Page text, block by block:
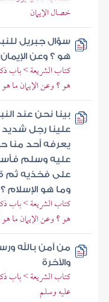
خصال الإيمان
سؤال جبريل
هو ؟ وعن
كتاب الشريعة > باب
هو ؟ وعن الإيمان ما
بينا نحن عند
علينا رجل شديد
يعرفه أحد منا
عليه وسلم
على فخذيه ثم
وما هو الإسلام
كتاب الشريعة > باب
هو ؟ وعن الإيمان ما
من آمن بالله
والآخرة
كتاب الشريعة > باب
عليه وسلم